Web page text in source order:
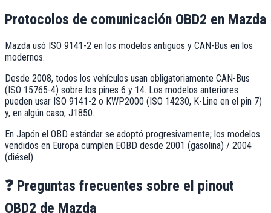
Protocolos de comunicación OBD2 en Mazda
Mazda usó ISO 9141-2 en los modelos antiguos y CAN-Bus en los
modernos.
Desde 2008, todos los vehículos usan obligatoriamente CAN-Bus
(ISO 15765-4) sobre los pines 6 y 14. Los modelos anteriores
pueden usar ISO 9141-2 o KWP2000 (ISO 14230, K-Line en el pin 7)
y, en algún caso, J1850.
En Japón el OBD estándar se adoptó progresivamente; los modelos
vendidos en Europa cumplen EOBD desde 2001 (gasolina) / 2004
(diésel).
❓ Preguntas frecuentes sobre el pinout
OBD2 de Mazda